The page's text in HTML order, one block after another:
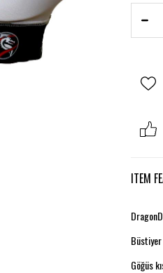
ITEM
Göğüs